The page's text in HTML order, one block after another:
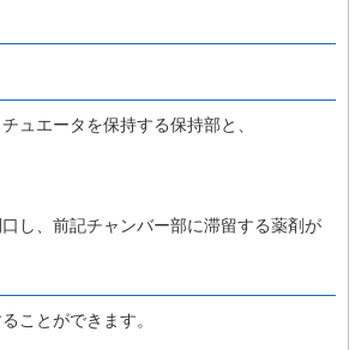
ュエータを保持する保持部と、
し、前記チャンバー部に滞留する薬剤が
ことができます。